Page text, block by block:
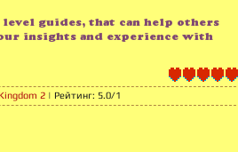
guides, that can help others
insights and experience with
2 | Рейтинг: 5.0/1